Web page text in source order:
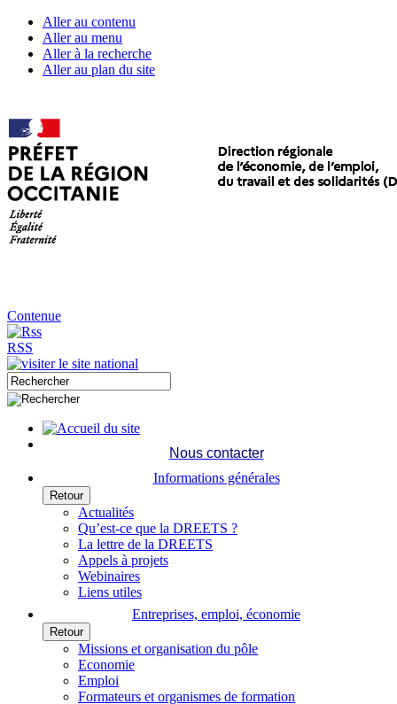
Aller au contenu
Aller au menu
Aller à la recherche
Aller au plan du site
Contenue
RSS
Nous contacter
Informations générales
Retour
Actualités
Qu’est-ce que la DREETS ?
La lettre de la DREETS
Appels à projets
Webinaires
Liens utiles
Entreprises, emploi, économie
Retour
Missions et organisation du pôle
Economie
Emploi
Formateurs et organismes de formation